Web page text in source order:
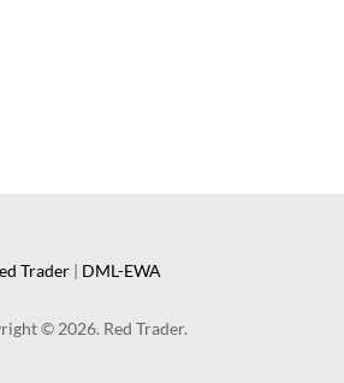
Trader | DML-EWA
© 2026. Red Trader.